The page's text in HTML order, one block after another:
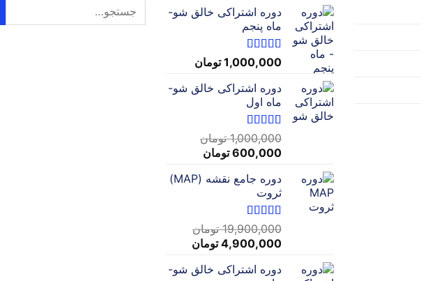
دوره اشتراکی خالق شو-
ماه پنجم
نمره 5.00از
1,000,000 تومان
دوره اشتراکی خالق شو-
ماه اول
نمره5.00از
5
1,000,000 تومان
قیمت
1,000,000 تومان
بود.
600,000 تومان
600,000 تومان.
دوره جامع نقشه (MAP)
ثروت
نمره5از 5
19,900,000 تومان
قیمت
19,900,000 تومان
4,900,000 تومان
4,900,000 تومان.دوره اشتراکی خالق شو-